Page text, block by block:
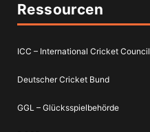
Ressourcen
ICC – International Cricket Council
Deutscher Cricket Bund
GGL – Glücksspielbehörde